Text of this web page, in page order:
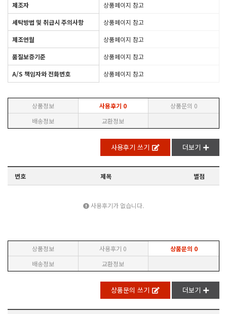
제조자
상품페이지 참고
세탁방법 및 취급시 주의사항
상품페이지 참고
제조연월
상품페이지 참고
품질보증기준
상품페이지 참고
A/S 책임자와 전화번호
상품페이지 참고
상품정보 사용후기 0 상품문의 0
배송정보
교환정보
사용후기 쓰기 더보기
번호 제목 별점
사용후기가 없습니다.
상품정보 사용후기 0 상품문의 0
배송정보
교환정보
상품문의 쓰기 더보기